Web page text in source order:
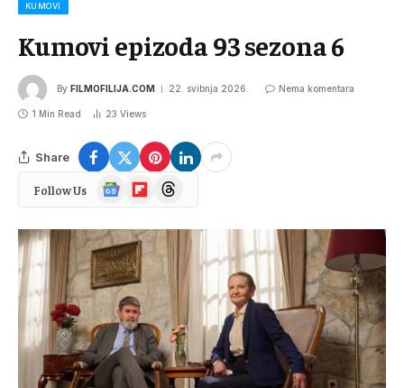
KUMOVI
Kumovi epizoda 93 sezona 6
By FILMOFILIJA.COM 22. svibnja 2026. Nema komentara
1 Min Read 23 Views
Share
Follow Us
Google
News
FlipboardThreads